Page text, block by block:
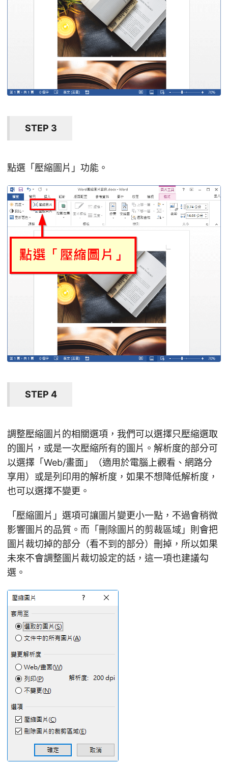
STEP 3
點選「壓縮圖片」功能。
STEP 4
調整壓縮圖片的相關選項，我們可以選擇只壓縮選取
的圖片，或是一次壓縮所有的圖片。解析度的部分可
以選擇「Web/畫面」（適用於電腦上觀看、網路分
享用）或是列印用的解析度，如果不想降低解析度，
也可以選擇不變更。
「壓縮圖片」選項可讓圖片變更小一點，不過會稍微
影響圖片的品質。而「刪除圖片的剪裁區域」則會把
圖片裁切掉的部分（看不到的部分）刪掉，所以如果
未來不會調整圖片裁切設定的話，這一項也建議勾
選。